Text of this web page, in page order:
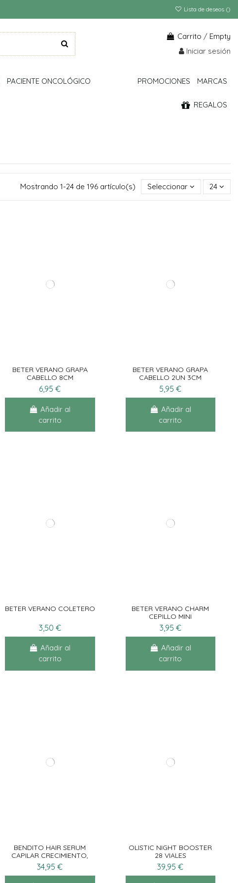
Lista de deseos ()
Carrito / Empty
Iniciar sesión
PACIENTE ONCOLÓGICO MARCAS
PROMOCIONES
REGALOS
Mostrando 1-24 de 196 artículo(s) Seleccionar 24
BETER VERANO GRAPA
CABELLO 8CM
6,95 €
Añadir al
carrito
BETER VERANO GRAPA
CABELLO 2UN 3CM
5,95 €
Añadir al
carrito
BETER VERANO COLETERO
3,50 €
Añadir al
carrito
BETER VERANO CHARM
CEPILLO MINI
3,95 €
Añadir al
carrito
BENDITO HAIR SERUM
CAPILAR CRECIMIENTO,
DENSIDAD Y GROSOR 50ML
34,95 €
OLISTIC NIGHT BOOSTER
28 VIALES
39,95 €